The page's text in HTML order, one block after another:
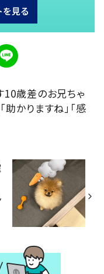
を見る
10歳差のお兄ちゃ
助かりますね」「感